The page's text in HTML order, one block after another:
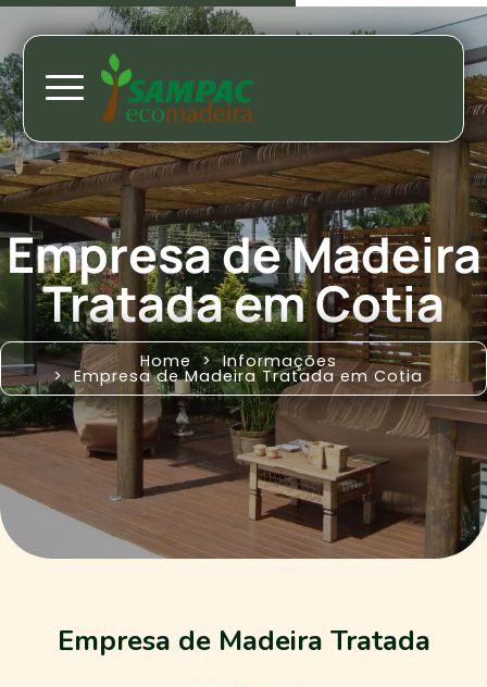
Empresa de Madeira
Tratada em Cotia
Home Informações
Empresa de Madeira Tratada em Cotia
Empresa de Madeira Tratada